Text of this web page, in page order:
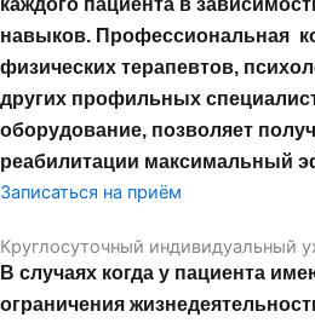
навыков. Профессиональная
физических терапевтов,
других профильных
оборудование, позволяет
реабилитации максимальный
Записаться на приём
Круглосуточный индивидуальный
В случаях когда у пациента
ограничения